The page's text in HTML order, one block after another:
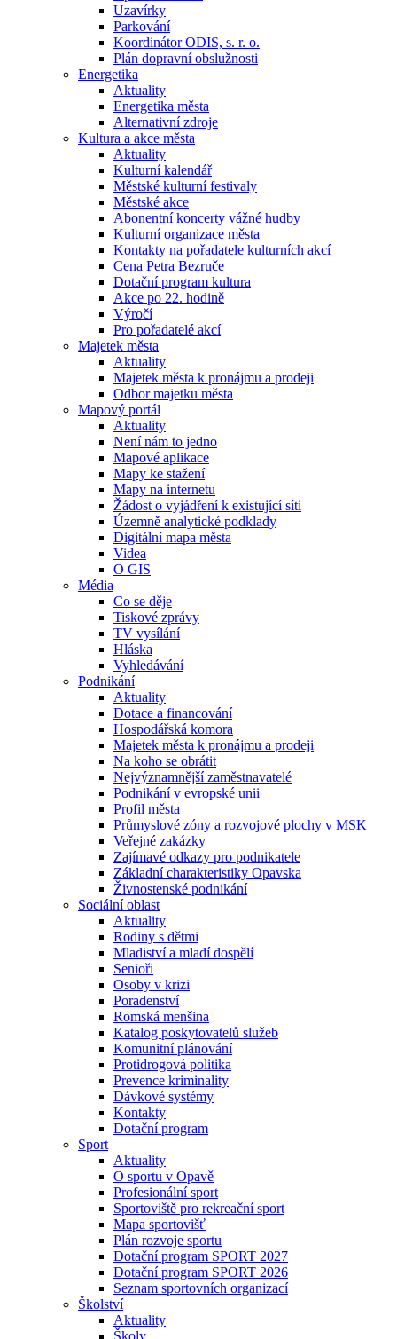
Uzavírky
Parkování
Koordinátor ODIS, s. r. o.
Plán dopravní obslužnosti
Energetika
Aktuality
Energetika města
Alternativní zdroje
Kultura a akce města
Aktuality
Kulturní kalendář
Městské kulturní festivaly
Městské akce
Abonentní koncerty vážné hudby
Kulturní organizace města
Kontakty na pořadatele kulturních akcí
Cena Petra Bezruče
Dotační program kultura
Akce po 22. hodině
Výročí
Pro pořadatelé akcí
Majetek města
Aktuality
Majetek města k pronájmu a prodeji
Odbor majetku města
Mapový portál
Aktuality
Není nám to jedno
Mapové aplikace
Mapy ke stažení
Mapy na internetu
Žádost o vyjádření k existující síti
Územně analytické podklady
Digitální mapa města
Videa
O GIS
Média
Co se děje
Tiskové zprávy
TV vysílání
Hláska
Vyhledávání
Podnikání
Aktuality
Dotace a financování
Hospodářská komora
Majetek města k pronájmu a prodeji
Na koho se obrátit
Nejvýznamnější zaměstnavatelé
Podnikání v evropské unii
Profil města
Průmyslové zóny a rozvojové plochy v MSK
Veřejné zakázky
Zajímavé odkazy pro podnikatele
Základní charakteristiky Opavska
Živnostenské podnikání
Sociální oblast
Aktuality
Rodiny s dětmi
Mladiství a mladí dospělí
Senioři
Osoby v krizi
Poradenství
Romská menšina
Katalog poskytovatelů služeb
Komunitní plánování
Protidrogová politika
Prevence kriminality
Dávkové systémy
Kontakty
Dotační program
Sport
Aktuality
O sportu v Opavě
Profesionální sport
Sportoviště pro rekreační sport
Mapa sportovišť
Plán rozvoje sportu
Dotační program SPORT 2027
Dotační program SPORT 2026
Seznam sportovních organizací
Školství
Aktuality